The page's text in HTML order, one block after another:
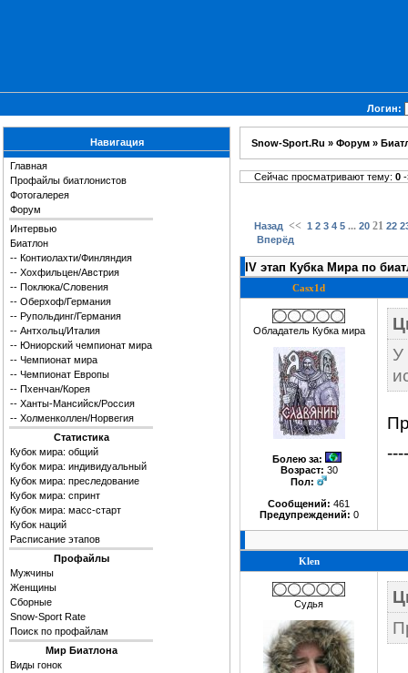
Логин:
Навигация
Главная
Профайлы биатлонистов
Фотогалерея
Форум
Интервью
Биатлон
-- Контиолахти/Финляндия
-- Хохфильцен/Австрия
-- Поклюка/Словения
-- Оберхоф/Германия
-- Рупольдинг/Германия
-- Антхольц/Италия
-- Юниорский чемпионат мира
-- Чемпионат мира
-- Чемпионат Европы
-- Пхенчан/Корея
-- Ханты-Мансийск/Россия
-- Холменколлен/Норвегия
Статистика
Кубок мира: общий
Кубок мира: индивидуальный
Кубок мира: преследование
Кубок мира: спринт
Кубок мира: масс-старт
Кубок наций
Расписание этапов
Профайлы
Мужчины
Женщины
Сборные
Snow-Sport Rate
Поиск по профайлам
Мир Биатлона
Виды гонок
Snow-Sport.Ru » Форум »
Сейчас просматривают тему: 0
Назад << 1 2 3 4 5 ... 20 21 22
Вперёд
IV этап Кубка Мира по
Casx1d
Обладатель Кубка мира
Болею за:
Возраст: 30
Пол:
Сообщений: 461
Предупреждений: 0
У
Klen
Судья